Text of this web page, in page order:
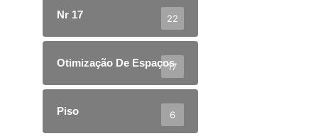
Nr 17 22
Otimização De Espaços
17
Piso 6